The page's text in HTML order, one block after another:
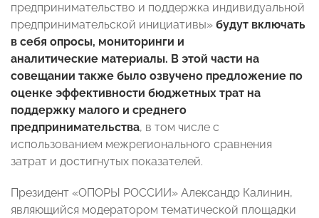
предпринимательство и поддержка индивидуальной
предпринимательской инициативы» будут включать
в себя опросы, мониторинги и
аналитические материалы. В этой части на
совещании также было озвучено предложение по
оценке эффективности бюджетных трат на
поддержку малого и среднего
предпринимательства, в том числе с
использованием межрегионального сравнения
затрат и достигнутых показателей.
Президент «ОПОРЫ РОССИИ» Александр Калинин,
являющийся модератором тематической площадки